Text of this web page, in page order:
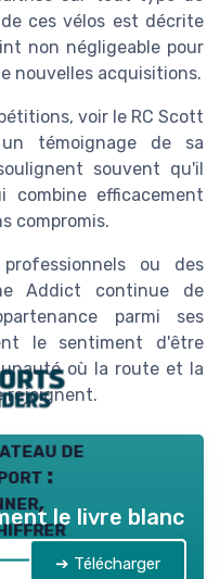
de ces vélos est décrite
non négligeable pour
nouvelles acquisitions.
voir le RC Scott
témoignage de sa
souvent qu'il
efficacement
compromis.
ou des
Addict continue de
parmi ses
le sentiment d'être
où la route et la
rejoignent.
de
:
le livre blanc
➔ Télécharger